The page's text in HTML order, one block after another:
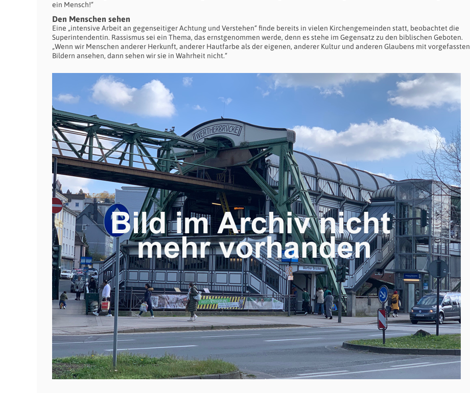
ein Mensch!“
Den Menschen sehen
Eine „intensive Arbeit an gegenseitiger Achtung und Verstehen“ finde bereits in vielen Kirchengemeinden statt, beobachtet die
Superintendentin. Rassismus sei ein Thema, das ernstgenommen werde, denn es stehe im Gegensatz zu den biblischen Geboten.
„Wenn wir Menschen anderer Herkunft, anderer Hautfarbe als der eigenen, anderer Kultur und anderen Glaubens mit vorgefassten
Bildern ansehen, dann sehen wir sie in Wahrheit nicht.“